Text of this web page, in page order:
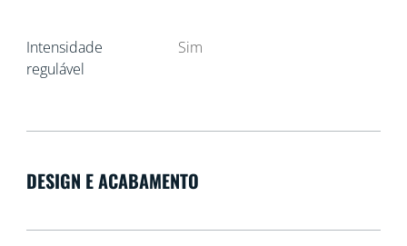
Intensidade
regulável
Sim
DESIGN E ACABAMENTO